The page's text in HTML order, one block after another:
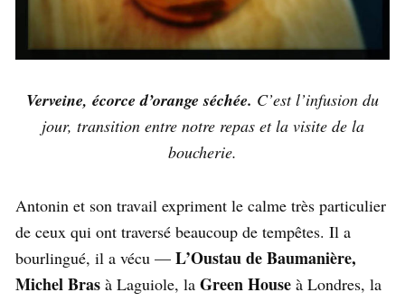
Verveine, écorce d’orange séchée. C’est l’infusion du
jour, transition entre notre repas et la visite de la
boucherie.
Antonin et son travail expriment le calme très particulier
de ceux qui ont traversé beaucoup de tempêtes. Il a
bourlingué, il a vécu — L’Oustau de Baumanière,
Michel Bras à Laguiole, la Green House à Londres, la